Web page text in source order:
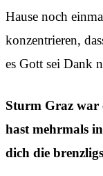
Hause noch
konzentrieren,
es Gott sei Dank
Sturm Graz war
hast mehrmals
dich die